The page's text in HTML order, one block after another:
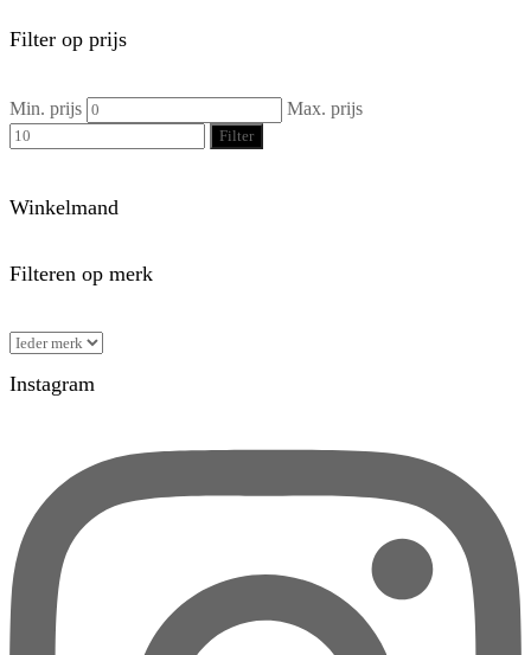
Filter op prijs
Min. prijs Max. prijs
Filter
Winkelmand
Filteren op merk
Instagram